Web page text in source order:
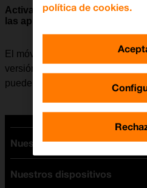
Activar o desactivar la
las apps
El móvil tiene la opción de
versión más reciente de forma
puede consultar
cómo instalar
Nuestras tarifas
Tarifas Orange
Nuestros dispositivos
política de cookies.